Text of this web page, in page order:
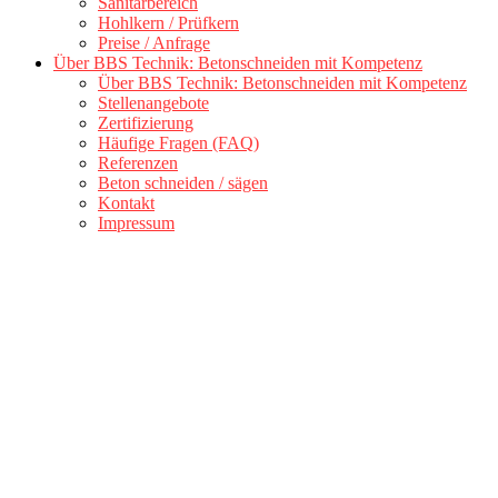
Hohlkern / Prüfkern
Preise / Anfrage
Über BBS Technik: Betonschneiden mit Kompetenz
Über BBS Technik: Betonschneiden mit Kompetenz
Stellenangebote
Zertifizierung
Häufige Fragen (FAQ)
Referenzen
Beton schneiden / sägen
Kontakt
Impressum